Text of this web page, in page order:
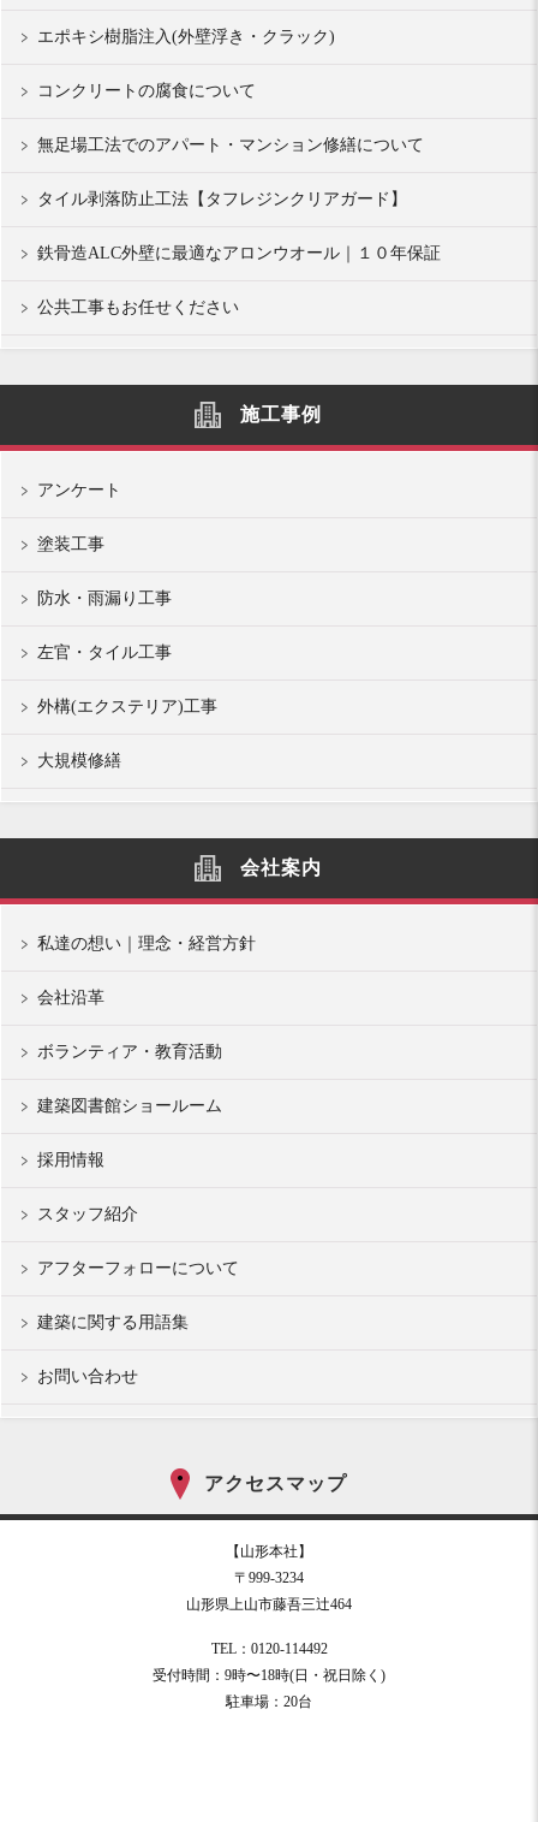
エポキシ樹脂注入(外壁浮き・クラック)
コンクリートの腐食について
無足場工法でのアパート・マンション修繕について
タイル剥落防止工法【タフレジンクリアガード】
鉄骨造ALC外壁に最適なアロンウオール｜１０年保証
公共工事もお任せください
施工事例
アンケート
塗装工事
防水・雨漏り工事
左官・タイル工事
外構(エクステリア)工事
大規模修繕
会社案内
私達の想い｜理念・経営方針
会社沿革
ボランティア・教育活動
建築図書館ショールーム
採用情報
スタッフ紹介
アフターフォローについて
建築に関する用語集
お問い合わせ
アクセスマップ
【山形本社】
〒999-3234
山形県上山市藤吾三辻464
TEL：0120-114492
受付時間：9時〜18時(日・祝日除く)
駐車場：20台